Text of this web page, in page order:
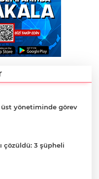
üst yönetiminde görev
çözüldü: 3 şüpheli